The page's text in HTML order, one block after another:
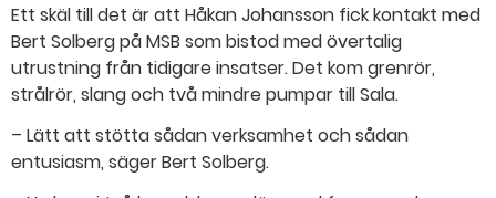
Ett skäl till det är att Håkan Johansson fick kontakt med
Bert Solberg på MSB som bistod med övertalig
utrustning från tidigare insatser. Det kom grenrör,
strålrör, slang och två mindre pumpar till Sala.
– Lätt att stötta sådan verksamhet och sådan
entusiasm, säger Bert Solberg.